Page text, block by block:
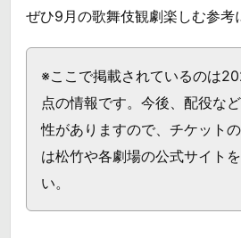
ぜひ9月の歌舞伎観劇楽しむ参考
※ここで掲載されているのは
点の情報です。今後、配役な
性がありますので、チケット
は松竹や各劇場の公式サイト
い。